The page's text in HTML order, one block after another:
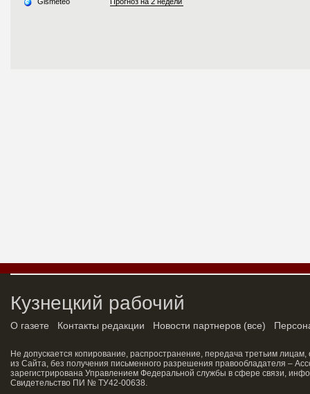
Кузнецкий рабочий
О газете Контакты редакции Новости партнеров (все)
Не допускается копирование, распространение, передача третьим
из Сайта, без получения письменного разрешения правообладателя –
зарегистрирована Управлением Федеральной службы в сфере связи,
Свидетельство ПИ № ТУ42-00638.